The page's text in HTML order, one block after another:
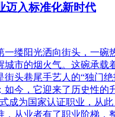
迈入标准化新时代
一缕阳光洒向街头，一碗
城市的烟火气。这碗承载
街头巷尾手艺人的“独门
如今，它迎来了历史性
成为国家认证职业，从
，从业者有了职业阶梯，